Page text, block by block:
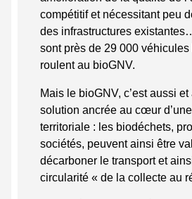
compétitif et nécessitant peu
des infrastructures
sont près de 29 000 véhicules
roulent au bioGNV.
Mais le bioGNV, c’est aussi
solution ancrée au cœur
territoriale : les biodéchets,
sociétés, peuvent ainsi être
décarboner le transport et
circularité « de la collecte au